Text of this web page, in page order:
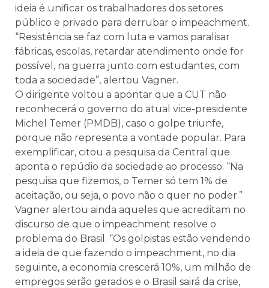
ideia é unificar os trabalhadores dos setores
público e privado para derrubar o impeachment.
“Resistência se faz com luta e vamos paralisar
fábricas, escolas, retardar atendimento onde for
possível, na guerra junto com estudantes, com
toda a sociedade”, alertou Vagner.
O dirigente voltou a apontar que a CUT não
reconhecerá o governo do atual vice-presidente
Michel Temer (PMDB), caso o golpe triunfe,
porque não representa a vontade popular. Para
exemplificar, citou a pesquisa da Central que
aponta o repúdio da sociedade ao processo. “Na
pesquisa que fizemos, o Temer só tem 1% de
aceitação, ou seja, o povo não o quer no poder.”
Vagner alertou ainda aqueles que acreditam no
discurso de que o impeachment resolve o
problema do Brasil. “Os golpistas estão vendendo
a ideia de que fazendo o impeachment, no dia
seguinte, a economia crescerá 10%, um milhão de
empregos serão gerados e o Brasil sairá da crise,